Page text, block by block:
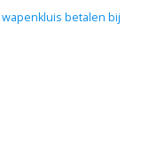
wapenkluis betalen bij